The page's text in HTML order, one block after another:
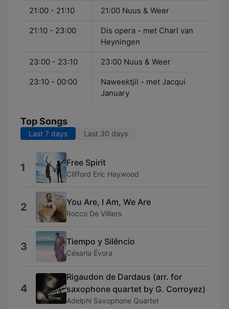
21:00 - 21:10 21:00 Nuus & Weer
21:10 - 23:00
Dis opera - met Charl van
Heyningen
23:00 - 23:10 23:00 Nuus & Weer
23:10 - 00:00
Naweektjil - met Jacqui
January
Top Songs
Last 7 days Last 30 days
1 Free Spirit
Clifford Eric Haywood
2 You Are, I Am, We Are
Rocco De Villiers
3 Tiempo y Silêncio
Césaria Évora
4
Rigaudon de Dardaus (arr. for
saxophone quartet by G. Corroyez)
Adelphi Saxophone Quartet